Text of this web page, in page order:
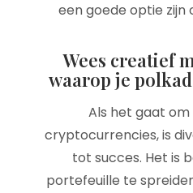
een goede optie zijn
Wees creatief
waarop je
Als het gaat
cryptocurrencies, is
tot succes. Het is
portefeuille te